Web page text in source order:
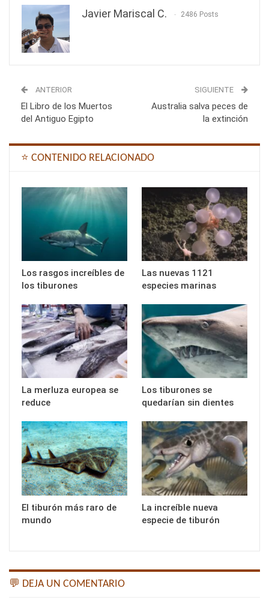
Javier Mariscal C. 2486 Posts
ANTERIOR
El Libro de los Muertos
del Antiguo Egipto
SIGUIENTE
Australia salva peces de
la extinción
⭐ CONTENIDO RELACIONADO
Los rasgos increíbles de
los tiburones
Las nuevas 1121
especies marinas
La merluza europea se
reduce
Los tiburones se
quedarían sin dientes
El tiburón más raro de
mundo
La increíble nueva
especie de tiburón
💬 DEJA UN COMENTARIO